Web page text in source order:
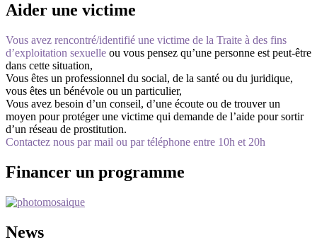
Aider une victime
Vous avez rencontré/identifié une victime de la Traite à des fins
d’exploitation sexuelle ou vous pensez qu’une personne est peut-être
dans cette situation,
Vous êtes un professionnel du social, de la santé ou du juridique,
vous êtes un bénévole ou un particulier,
Vous avez besoin d’un conseil, d’une écoute ou de trouver un
moyen pour protéger une victime qui demande de l’aide pour sortir
d’un réseau de prostitution.
Contactez nous par mail ou par téléphone entre 10h et 20h
Financer un programme
News